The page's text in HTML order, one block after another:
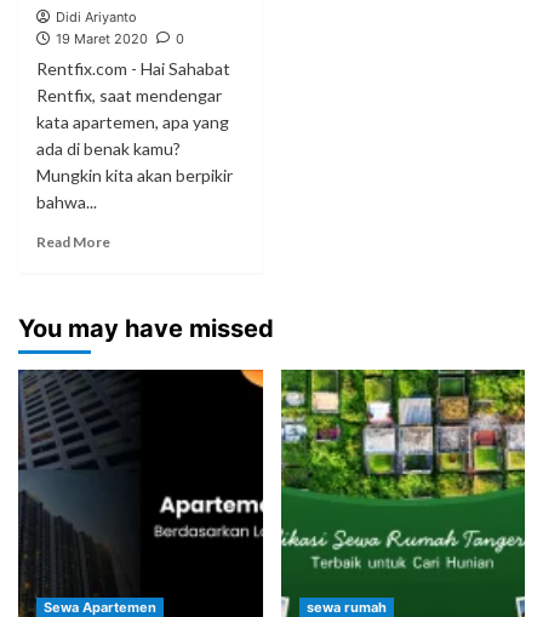
Didi Ariyanto
19 Maret 2020
0
Rentfix.com - Hai Sahabat
Rentfix, saat mendengar
kata apartemen, apa yang
ada di benak kamu?
Mungkin kita akan berpikir
bahwa...
Read More
You may have missed
Sewa Apartemen sewa rumah